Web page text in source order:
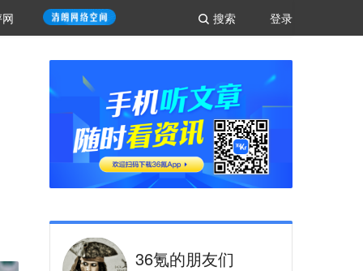
登录
搜索
36氪的朋友们